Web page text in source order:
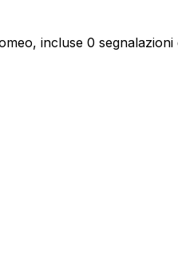
incluse 0 segnalazioni